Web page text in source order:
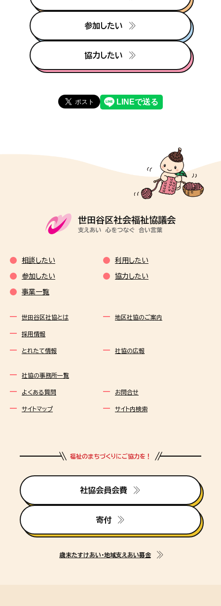
参加したい
協力したい
相談したい 利用したい
参加したい 協力したい
事業一覧
世田谷区社協とは 地区社協のご案内
採用情報
とれたて情報 社協の広報
社協の事務所一覧
よくある質問 お問合せ
サイトマップ サイト内検索
福祉のまちづくりにご協力を！
社協会員会費
寄付
歳末たすけあい・地域支えあい募金